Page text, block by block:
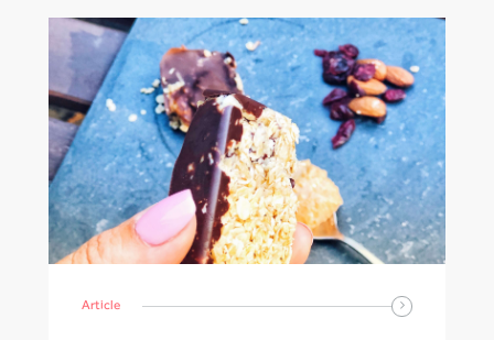
Article